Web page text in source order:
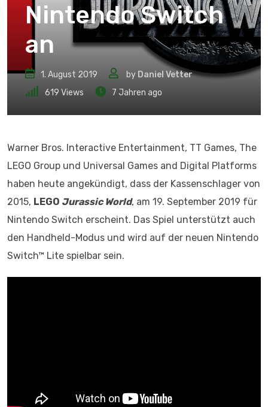
Nintendo Switch
an
1. August 2019 by Daniel Vetter
619 Views 7 Jahren ago
Warner Bros. Interactive Entertainment, TT Games, The
LEGO Group und Universal Games and Digital Platforms
haben heute angekündigt, dass der Kassenschlager von
2015, LEGO Jurassic World, am 19. September 2019 für
Nintendo Switch erscheint. Das Spiel unterstützt auch
den Handheld-Modus und wird auf der neuen Nintendo
Switch™ Lite spielbar sein.